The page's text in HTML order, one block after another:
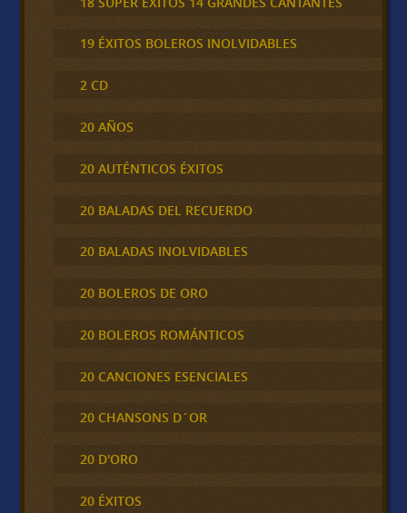
19 ÉXITOS BOLEROS INOLVIDABLES
2 CD
20 AÑOS
20 AUTÉNTICOS ÉXITOS
20 BALADAS DEL RECUERDO
20 BALADAS INOLVIDABLES
20 BOLEROS DE ORO
20 BOLEROS ROMÁNTICOS
20 CANCIONES ESENCIALES
20 CHANSONS D´OR
20 D'ORO
20 ÉXITOS